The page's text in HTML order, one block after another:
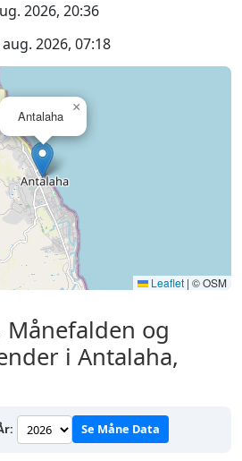
2026, 20:36
2026, 07:18
Antalaha
×
Leaflet | © OSM
og
i Antalaha,
Se Måne Data